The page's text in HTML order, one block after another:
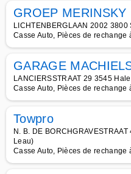
GROEP MERINSKY
LICHTENBERGLAAN 2002
Casse Auto, Pièces de rechange
GARAGE
LANCIERSSTRAAT 29 3545
Casse Auto, Pièces de rechange
Towpro
N. B. DE
Leau)
Casse Auto, Pièces de rechange